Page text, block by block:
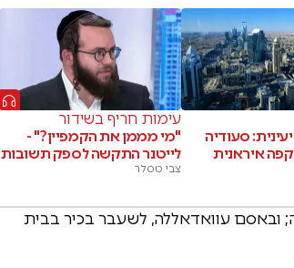
סעודיה
איראנית
עימות חריף בשידור
"מי מממן את הקמפיין?" -
לייטנר התקשה לספק תשובות
צבי טסלר
ובאסם עוואדאללה, לשעבר בכיר בבית